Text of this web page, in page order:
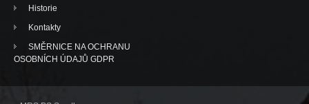
Historie
Kontakty
SMĚRNICE NA OCHRANU
OSOBNÍCH ÚDAJŮ GDPR